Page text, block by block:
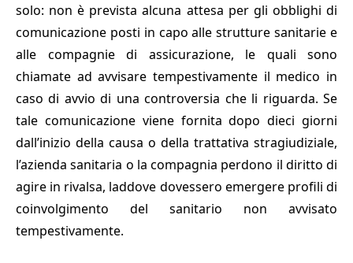
solo: non è prevista alcuna attesa per gli obblighi di
comunicazione posti in capo alle strutture sanitarie e
alle compagnie di assicurazione, le quali sono
chiamate ad avvisare tempestivamente il medico in
caso di avvio di una controversia che li riguarda. Se
tale comunicazione viene fornita dopo dieci giorni
dall’inizio della causa o della trattativa stragiudiziale,
l’azienda sanitaria o la compagnia perdono il diritto di
agire in rivalsa, laddove dovessero emergere profili di
coinvolgimento del sanitario non avvisato
tempestivamente.